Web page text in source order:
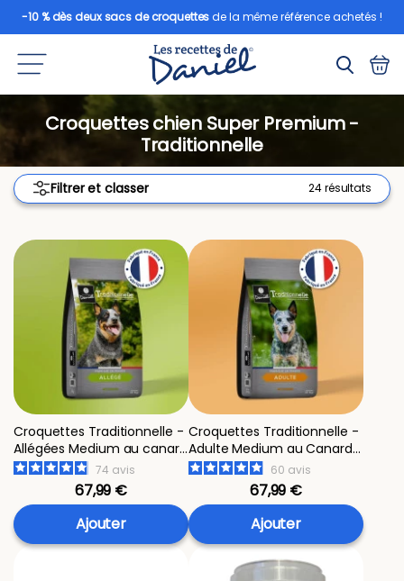
-10 % dès deux sacs de croquettesde la même référence achetés !
Croquettes chien Super Premium -
Traditionnelle
Filtrer et classer 24 résultats
Croquettes Traditionnelle -
Allégées Medium au canard
- 14 kg
74 avis
67,99 €
Ajouter
Croquettes Traditionnelle -
Adulte Medium au Canard -
14 kg
60 avis
67,99 €
Ajouter